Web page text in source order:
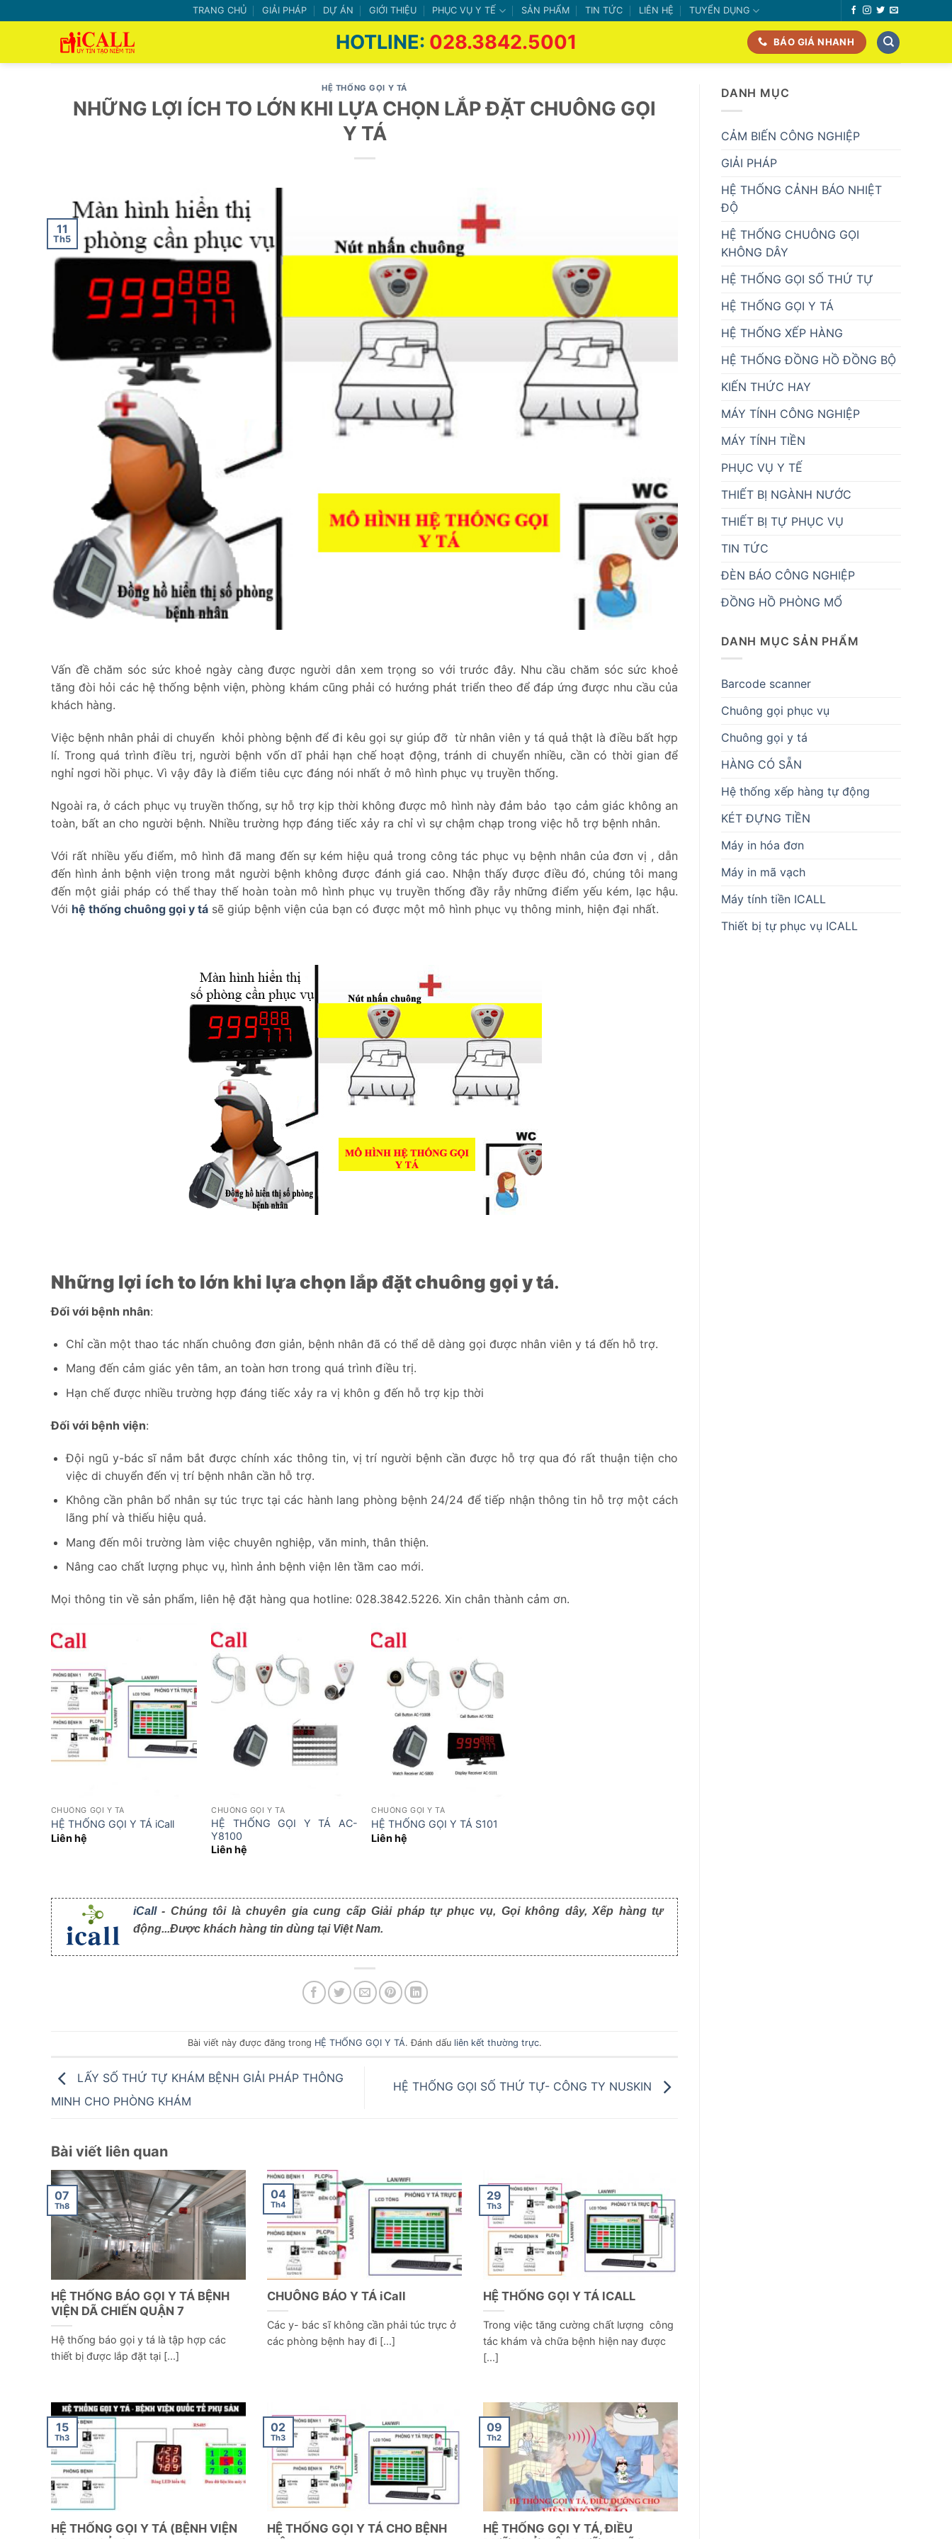
qua
dung
TRANG CHỦ GIẢI PHÁP DỰ ÁN GIỚI THIỆU PHỤC VỤ Y TẾ SẢN PHẨM TIN TỨC LIÊN HỆ TUYỂN DỤNG
HOTLINE: 028.3842.5001 BÁO GIÁ NHANH
HỆ THỐNG GỌI Y TÁ
NHỮNG LỢI ÍCH TO LỚN KHI LỰA CHỌN LẮP ĐẶT CHUÔNG GỌI
Y TÁ
11
Th5
Vấn đề chăm sóc sức khoẻ ngày càng được người dân xem trọng so với trước đây. Nhu cầu chăm sóc sức khoẻ
tăng đòi hỏi các hệ thống bệnh viện, phòng khám cũng phải có hướng phát triển theo để đáp ứng được nhu cầu của
khách hàng.
Việc bệnh nhân phải di chuyển khỏi phòng bệnh để đi kêu gọi sự giúp đỡ từ nhân viên y tá quả thật là điều bất hợp
lí. Trong quá trình điều trị, người bệnh vốn dĩ phải hạn chế hoạt động, tránh di chuyển nhiều, cần có thời gian để
nghỉ ngơi hồi phục. Vì vậy đây là điểm tiêu cực đáng nói nhất ở mô hình phục vụ truyền thống.
Ngoài ra, ở cách phục vụ truyền thống, sự hỗ trợ kịp thời không được mô hình này đảm bảo tạo cảm giác không an
toàn, bất an cho người bệnh. Nhiều trường hợp đáng tiếc xảy ra chỉ vì sự chậm chạp trong việc hỗ trợ bệnh nhân.
Với rất nhiều yếu điểm, mô hình đã mang đến sự kém hiệu quả trong công tác phục vụ bệnh nhân của đơn vị , dẫn
đến hình ảnh bệnh viện trong mắt người bệnh không được đánh giá cao. Nhận thấy được điều đó, chúng tôi mang
đến một giải pháp có thể thay thế hoàn toàn mô hình phục vụ truyền thống đầy rẫy những điểm yếu kém, lạc hậu.
Với hệ thống chuông gọi y tá sẽ giúp bệnh viện của bạn có được một mô hình phục vụ thông minh, hiện đại nhất.
Những lợi ích to lớn khi lựa chọn lắp đặt chuông gọi y tá.
Đối với bệnh nhân:
Chỉ cần một thao tác nhấn chuông đơn giản, bệnh nhân đã có thể dễ dàng gọi được nhân viên y tá đến hỗ trợ.
Mang đến cảm giác yên tâm, an toàn hơn trong quá trình điều trị.
Hạn chế được nhiều trường hợp đáng tiếc xảy ra vị khôn g đến hỗ trợ kịp thời
Đối với bệnh viện:
Đội ngũ y-bác sĩ nắm bắt được chính xác thông tin, vị trí người bệnh cần được hỗ trợ qua đó rất thuận tiện cho
việc di chuyển đến vị trí bệnh nhân cần hỗ trợ.
Không cần phân bổ nhân sự túc trực tại các hành lang phòng bệnh 24/24 để tiếp nhận thông tin hỗ trợ một cách
lãng phí và thiếu hiệu quả.
Mang đến môi trường làm việc chuyên nghiệp, văn minh, thân thiện.
Nâng cao chất lượng phục vụ, hình ảnh bệnh viện lên tầm cao mới.
Mọi thông tin về sản phẩm, liên hệ đặt hàng qua hotline: 028.3842.5226. Xin chân thành cảm ơn.
CHUÔNG GỌI Y TÁ
HỆ THỐNG GỌI Y TÁ iCall
Liên hệ
CHUÔNG GỌI Y TÁ
HỆ THỐNG GỌI Y TÁ AC-
Y8100
Liên hệ
CHUÔNG GỌI Y TÁ
HỆ THỐNG GỌI Y TÁ S101
Liên hệ
iCall- Chúng tôi là chuyên gia cung cấp Giải pháp tự phục vụ, Gọi không dây, Xếp hàng tự
động...Được khách hàng tin dùng tại Việt Nam.
Bài viết này được đăng trong HỆ THỐNG GỌI Y TÁ. Đánh dấu liên kết thường trực.
LẤY SỐ THỨ TỰ KHÁM BỆNH GIẢI PHÁP THÔNG
MINH CHO PHÒNG KHÁM
HỆ THỐNG GỌI SỐ THỨ TỰ- CÔNG TY NUSKIN
Bài viết liên quan
HỆ THỐNG BÁO GỌI Y TÁ BỆNH
VIỆN DÃ CHIẾN QUẬN 7
Hệ thống báo gọi y tá là tập hợp các
thiết bị được lắp đặt tại [...]
07
Th8
CHUÔNG BÁO Y TÁ iCall
Các y- bác sĩ không cần phải túc trực ở
các phòng bệnh hay đi [...]
04
Th4
HỆ THỐNG GỌI Y TÁ ICALL
Trong việc tăng cường chất lượng công
tác khám và chữa bệnh hiện nay được
[...]
29
Th3
HỆ THỐNG GỌI Y TÁ (BỆNH VIỆN
15
Th3
HỆ THỐNG GỌI Y TÁ CHO BỆNH
02
Th3
HỆ THỐNG GỌI Y TÁ, ĐIỀU
09
Th2
DANH MỤC
CẢM BIẾN CÔNG NGHIỆP
GIẢI PHÁP
HỆ THỐNG CẢNH BÁO NHIỆT
ĐỘ
HỆ THỐNG CHUÔNG GỌI
KHÔNG DÂY
HỆ THỐNG GỌI SỐ THỨ TỰ
HỆ THỐNG GỌI Y TÁ
HỆ THỐNG XẾP HÀNG
HỆ THỐNG ĐỒNG HỒ ĐỒNG BỘ
KIẾN THỨC HAY
MÁY TÍNH CÔNG NGHIỆP
MÁY TÍNH TIỀN
PHỤC VỤ Y TẾ
THIẾT BỊ NGÀNH NƯỚC
THIẾT BỊ TỰ PHỤC VỤ
TIN TỨC
ĐÈN BÁO CÔNG NGHIỆP
ĐỒNG HỒ PHÒNG MỔ
DANH MỤC SẢN PHẨM
Barcode scanner
Chuông gọi phục vụ
Chuông gọi y tá
HÀNG CÓ SẴN
Hệ thống xếp hàng tự động
KÉT ĐỰNG TIỀN
Máy in hóa đơn
Máy in mã vạch
Máy tính tiền ICALL
Thiết bị tự phục vụ ICALL